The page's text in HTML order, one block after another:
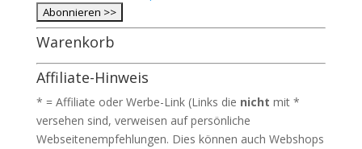
Warenkorb
Affiliate-Hinweis
* = Affiliate oder Werbe-Link (Links die nicht mit *
versehen sind, verweisen auf persönliche
Webseitenempfehlungen. Dies können auch Webshops